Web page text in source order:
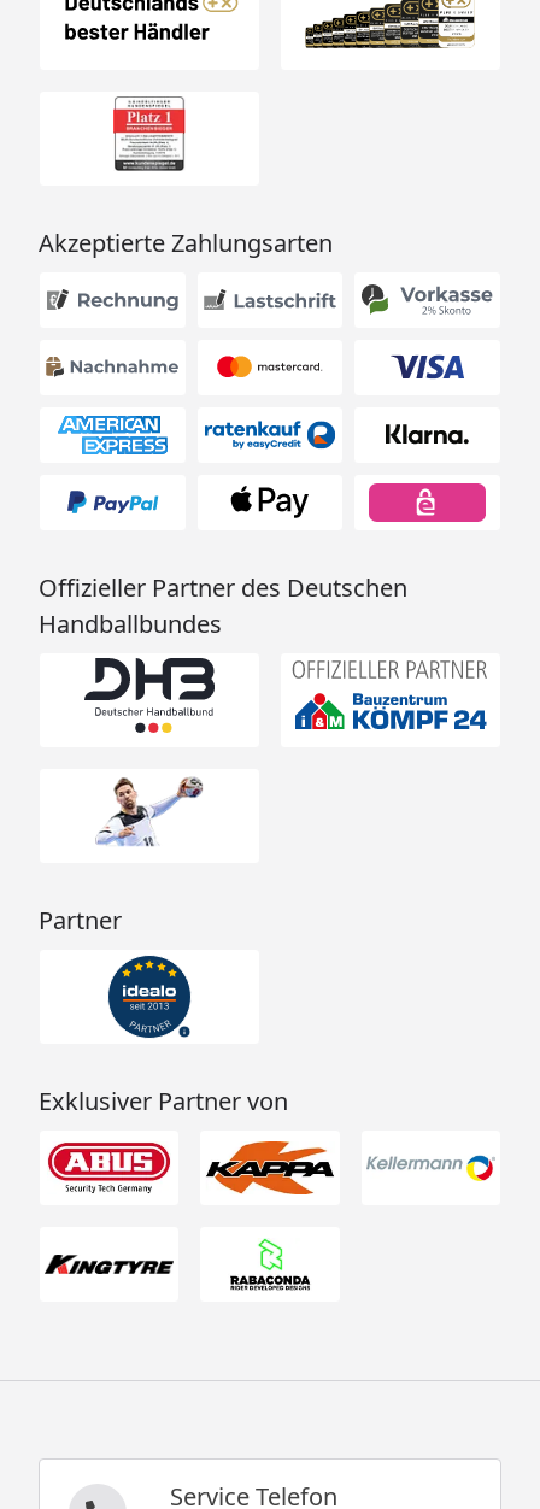
Akzeptierte Zahlungsarten
Offizieller Partner des Deutschen
Handballbundes
Partner
Exklusiver Partner von
Service Telefon